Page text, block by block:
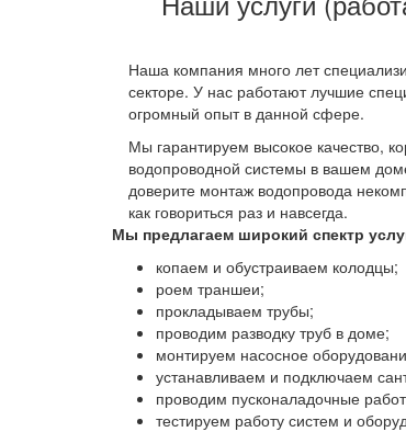
Наша компания много лет
секторе. У нас работают лучшие
огромный опыт в данной сфере.
Мы гарантируем высокое качество,
водопроводной системы в вашем
доверите монтаж водопровода
как говориться раз и навсегда.
Мы предлагаем широкий спектр
копаем и обустраиваем колодцы;
роем траншеи;
прокладываем трубы;
проводим разводку труб в доме;
монтируем насосное
устанавливаем и подключаем
проводим пусконаладочные
тестируем работу систем и